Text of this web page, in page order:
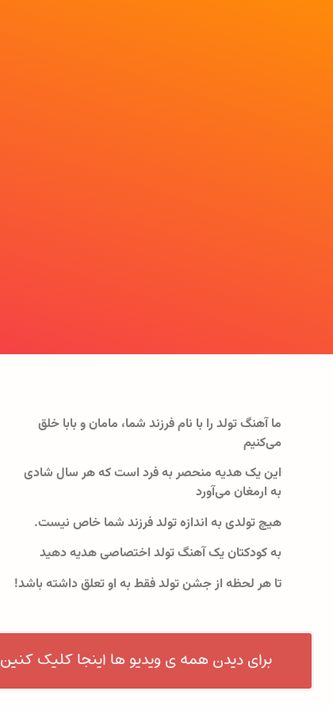
ما آهنگ تولد را با نام فرزند شما، مامان و بابا خلق
می‌کنیم
این یک هدیه منحصر به فرد است که هر سال شادی
به ارمغان می‌آورد
هیچ تولدی به اندازه تولد فرزند شما خاص نیست.
به کودکتان یک آهنگ تولد اختصاصی هدیه دهید
تا هر لحظه از جشن تولد فقط به او تعلق داشته باشد!
برای دیدن همه ی ویدیو ها اینجا کلیک کنین